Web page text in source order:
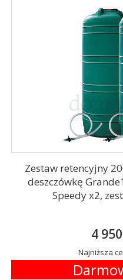
Zestaw retencyjny
deszczówkę
Speedy x2,
4 950
Najniższa